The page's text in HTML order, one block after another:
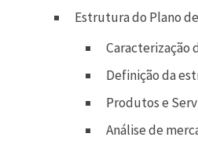
Estrutura do Plano
Caracterização
Definição da
Produtos e
Análise de